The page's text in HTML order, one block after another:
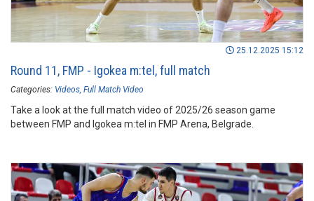
25.12.2025 15:12
Round 11, FMP - Igokea m:tel, full match
Categories: Videos Full Match Video
Take a look at the full match video of 2025/26 season game
between FMP and Igokea m:tel in FMP Arena, Belgrade.